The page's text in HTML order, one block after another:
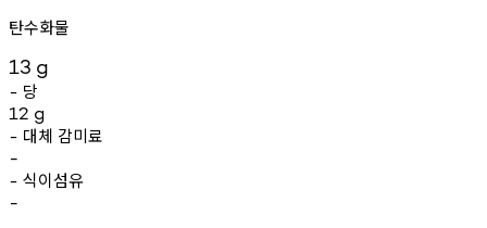
탄수화물
13 g
- 당
12 g
- 대체 감미료
-
- 식이섬유
-